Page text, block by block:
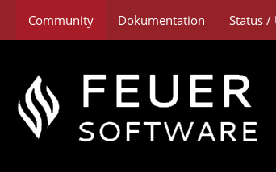
Community Dokumentation Status /